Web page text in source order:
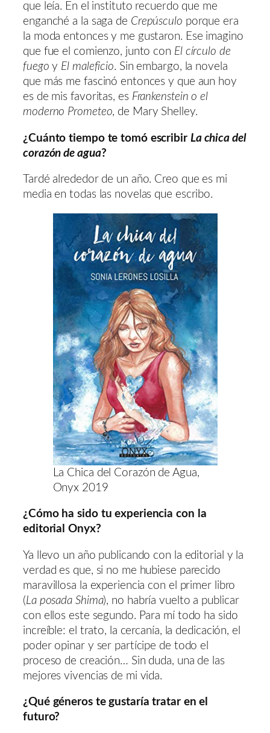
que leía. En el instituto recuerdo que me
enganché a la saga de Crepúsculo porque era
la moda entonces y me gustaron. Ese imagino
que fue el comienzo, junto con El círculo de
fuego y El maleficio. Sin embargo, la novela
que más me fascinó entonces y que aun hoy
es de mis favoritas, es Frankenstein o el
moderno Prometeo, de Mary Shelley.
¿Cuánto tiempo te tomó escribir La chica del
corazón de agua?
Tardé alrededor de un año. Creo que es mi
media en todas las novelas que escribo.
La Chica del Corazón de Agua,
Onyx 2019
¿Cómo ha sido tu experiencia con la
editorial Onyx?
Ya llevo un año publicando con la editorial y la
verdad es que, si no me hubiese parecido
maravillosa la experiencia con el primer libro
(La posada Shima), no habría vuelto a publicar
con ellos este segundo. Para mí todo ha sido
increíble: el trato, la cercanía, la dedicación, el
poder opinar y ser partícipe de todo el
proceso de creación… Sin duda, una de las
mejores vivencias de mi vida.
¿Qué géneros te gustaría tratar en el
futuro?